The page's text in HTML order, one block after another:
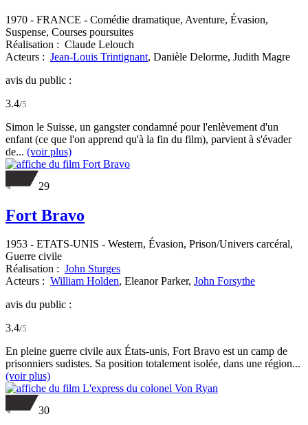
1970 - FRANCE - Comédie dramatique, Aventure, Évasion,
Suspense, Courses poursuites
Réalisation : Claude Lelouch
Acteurs : Jean-Louis Trintignant, Danièle Delorme, Judith Magre
avis du public :
3.4/5
Simon le Suisse, un gangster condamné pour l'enlèvement d'un
enfant (ce que l'on apprend qu'à la fin du film), parvient à s'évader
de... (voir plus)
29
Fort Bravo
1953 - ETATS-UNIS - Western, Évasion, Prison/Univers carcéral,
Guerre civile
Réalisation : John Sturges
Acteurs : William Holden, Eleanor Parker, John Forsythe
avis du public :
3.4/5
En pleine guerre civile aux États-unis, Fort Bravo est un camp de
prisonniers sudistes. Sa position totalement isolée, dans une région...
(voir plus)
30